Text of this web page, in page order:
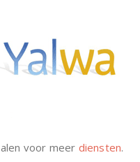
voor meer diensten.